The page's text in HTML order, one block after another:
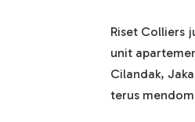
Riset Colliers
unit
Cilandak,
terus